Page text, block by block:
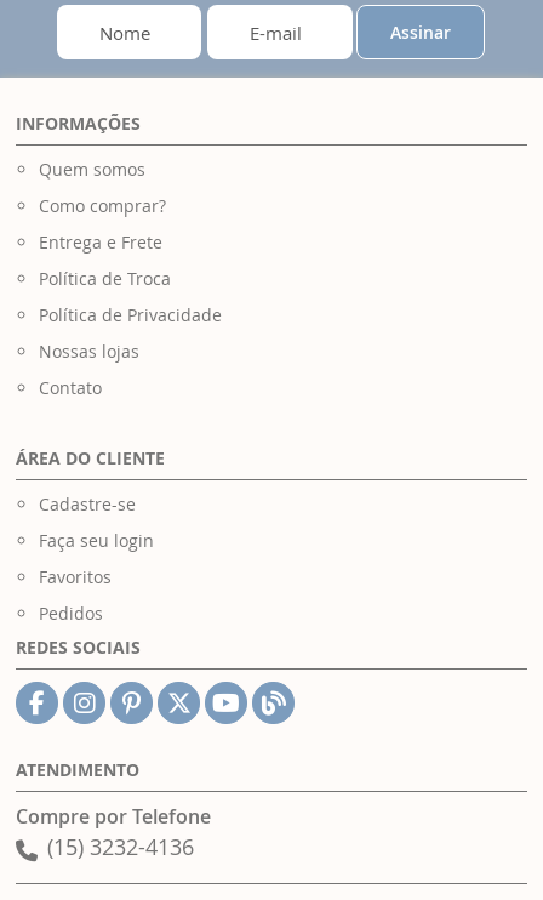
Assinar
INFORMAÇÕES
Quem somos
Como comprar?
Entrega e Frete
Política de Troca
Política de Privacidade
Nossas lojas
Contato
ÁREA DO CLIENTE
Cadastre-se
Faça seu login
Favoritos
Pedidos
REDES SOCIAIS
ATENDIMENTO
Compre por Telefone
(15) 3232-4136